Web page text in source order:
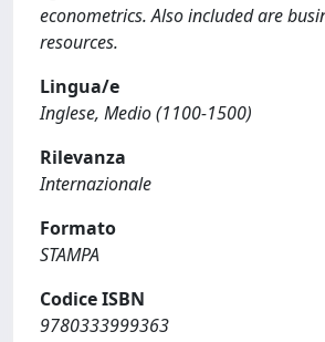
econometrics. Also included are
resources.
Lingua/e
Inglese, Medio (1100-1500)
Rilevanza
Internazionale
Formato
STAMPA
Codice ISBN
9780333999363